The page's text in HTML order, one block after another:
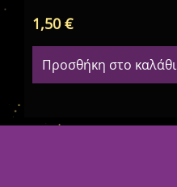
1,50€
Προσθήκη στο καλάθι